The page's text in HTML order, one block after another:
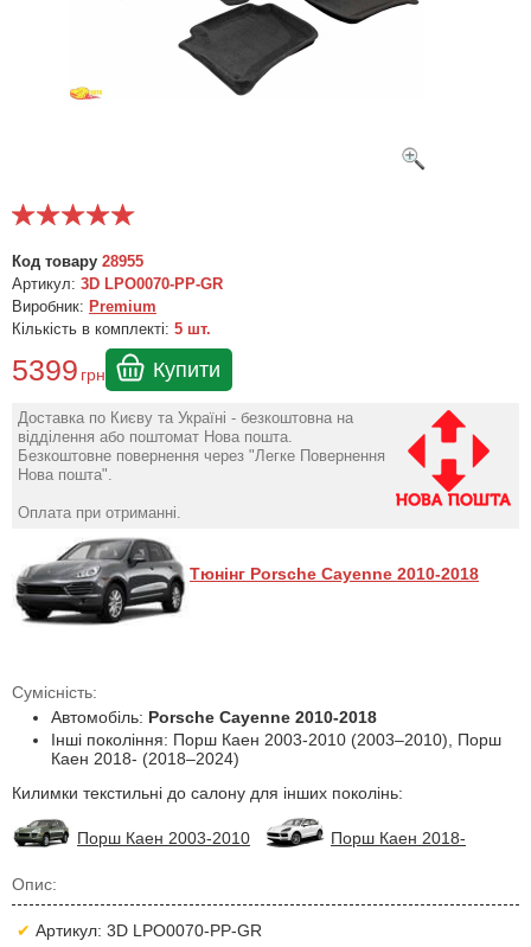
Код товару 28955
Артикул: 3D LPO0070-PP-GR
Виробник: Premium
Кількість в комплекті: 5 шт.
5399 грн Купити
Доставка по Києву та Україні - безкоштовна на
відділення або поштомат Нова пошта.
Безкоштовне повернення через "Легке Повернення
Нова пошта".
Оплата при отриманні.
Тюнінг Porsche Cayenne 2010-2018
Сумісність:
Автомобіль: Porsche Cayenne 2010-2018
Інші покоління: Порш Каен 2003-2010 (2003–2010), Порш
Каен 2018- (2018–2024)
Килимки текстильні до салону для інших поколінь:
Порш Каен 2003-2010 Порш Каен 2018-
Опис:
Артикул: 3D LPO0070-PP-GR